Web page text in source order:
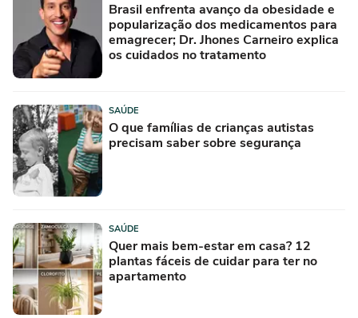
Brasil enfrenta avanço da obesidade e
popularização dos medicamentos para
emagrecer; Dr. Jhones Carneiro explica
os cuidados no tratamento
SAÚDE
O que famílias de crianças autistas
precisam saber sobre segurança
SAÚDE
Quer mais bem-estar em casa? 12
plantas fáceis de cuidar para ter no
apartamento